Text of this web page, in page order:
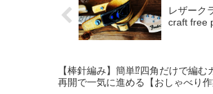
レザーク
craft free
【棒針編み】簡単⁉四角だけで編
再開で一気に進める【おしゃべり